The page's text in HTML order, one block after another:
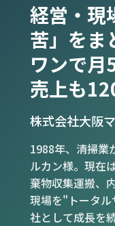
経営・現
苦」をま
ワンで月
売上も
株式会社大阪
1988年、清掃業
ルカン様。現在
棄物収集運搬、
現場を"トータ
社として成長を